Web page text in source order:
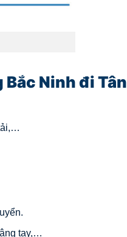
Ninh đi Tân
tay,…